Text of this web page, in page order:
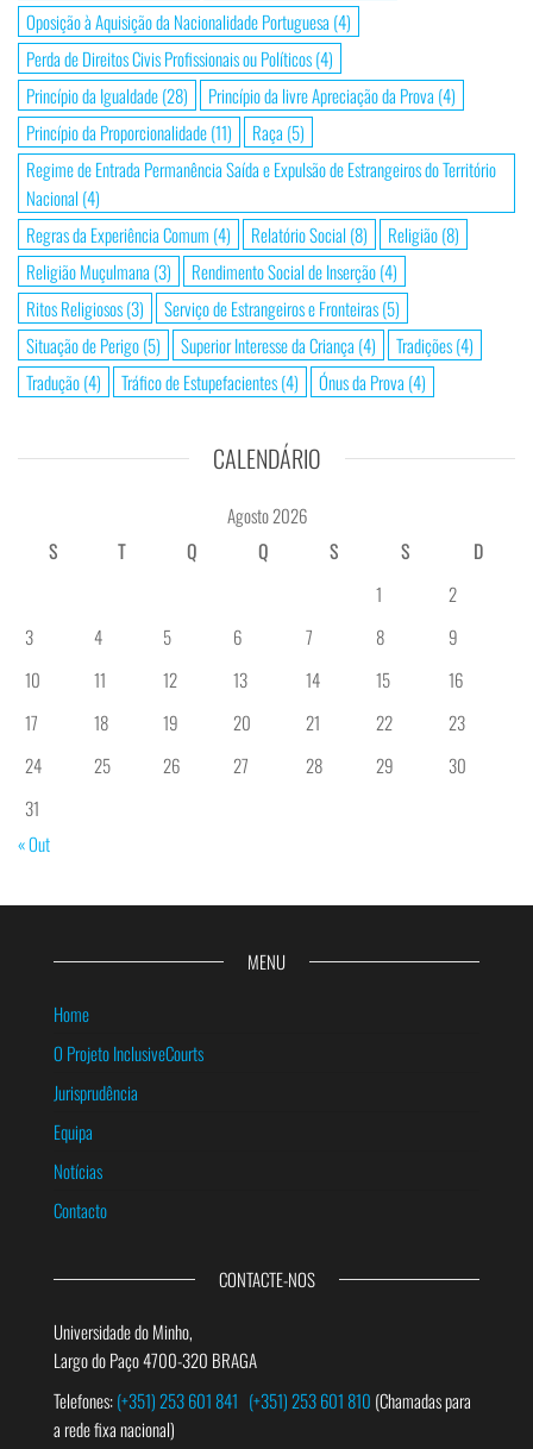
Oposição à Aquisição da Nacionalidade Portuguesa (4)
Perda de Direitos Civis Profissionais ou Políticos(4)
Princípio da Igualdade(28) Princípio da livre Apreciação da Prova (4)
Princípio da Proporcionalidade(11) Raça (5)
Regime de Entrada Permanência Saída e Expulsão de Estrangeiros do Território
Nacional (4)
Regras da Experiência Comum (4) Relatório Social (8) Religião(8)
Religião Muçulmana (3) Rendimento Social de Inserção(4)
Ritos Religiosos(3) Serviço de Estrangeiros e Fronteiras(5)
Situação de Perigo(5) Superior Interesse da Criança (4) Tradições(4)
Tradução(4) Tráfico de Estupefacientes(4) Ónus da Prova (4)
CALENDÁRIO
Agosto 2026
S
T Q Q S S
D
1
2
3
4 5 6 7 8
9
10
11 12 13 14 15
16
17
18 19 20 21 22
23
24
25 26 27 28 29
30
31
« Out
MENU
Home
O Projeto InclusiveCourts
Jurisprudência
Equipa
Notícias
Contacto
CONTACTE-NOS
Universidade do Minho,
Largo do Paço 4700-320 BRAGA
Telefones:(+351) 253 601 841 (+351) 253 601 810 (Chamadas para
a rede fixa nacional)